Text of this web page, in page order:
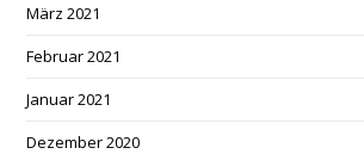
März 2021
Februar 2021
Januar 2021
Dezember 2020